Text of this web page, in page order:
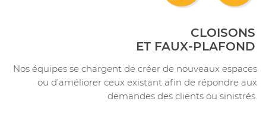
CLOISONS
ET FAUX-PLAFOND
Nos équipes se chargent de créer de nouveaux espaces
ou d’améliorer ceux existant afin de répondre aux
demandes des clients ou sinistrés.